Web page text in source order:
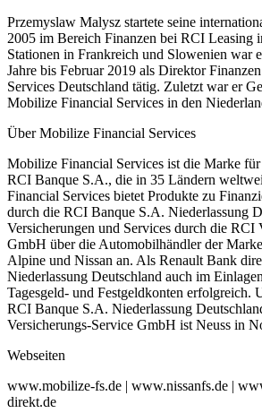
Przemyslaw Malysz startete seine
2005 im Bereich Finanzen bei RCI Leasing
Stationen in Frankreich und Slowenien war
Jahre bis Februar 2019 als Direktor
Services Deutschland tätig. Zuletzt war er
Mobilize Financial Services in den
Über Mobilize Financial Services
Mobilize Financial Services ist die Marke
RCI Banque S.A., die in 35 Ländern
Financial Services bietet Produkte zu
durch die RCI Banque S.A. Niederlassung
Versicherungen und Services durch die RCI
GmbH über die Automobilhändler der
Alpine und Nissan an. Als Renault Bank
Niederlassung Deutschland auch im
Tagesgeld- und Festgeldkonten erfolgreich.
RCI Banque S.A. Niederlassung
Versicherungs-Service GmbH ist Neuss in
Webseiten
www.mobilize-fs.de | www.nissanfs.de |
direkt.de